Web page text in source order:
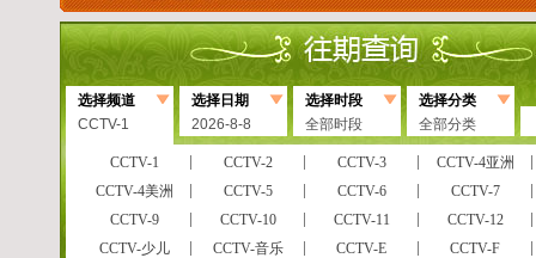
选择频道
CCTV-1
选择日期
2026-8-8
选择时段
全部时段
选择分类
全部分类
CCTV-1 CCTV-2 CCTV-3
CCTV-4亚洲
CCTV-4美洲
CCTV-5 CCTV-6
CCTV-7
CCTV-9
CCTV-10 CCTV-11
CCTV-12
CCTV-少儿
CCTV-音乐 CCTV-E
CCTV-F